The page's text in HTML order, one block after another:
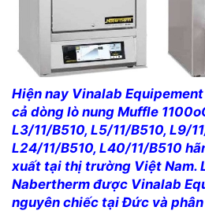
Hiện nay Vinalab
cả dòng lò nung Muffle
L3/11/B510, L5/11/B510, L9/
L24/11/B510, L40/11/B510
xuất tại thị trường Việt Nam.
Nabertherm được Vinalab
nguyên chiếc tại Đức và